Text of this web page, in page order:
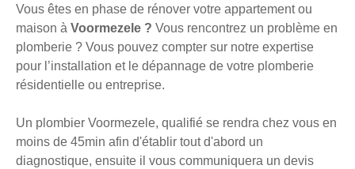
Vous êtes en phase de rénover votre appartement ou
maison à Voormezele ? Vous rencontrez un problème en
plomberie ? Vous pouvez compter sur notre expertise
pour l’installation et le dépannage de votre plomberie
résidentielle ou entreprise.
Un plombier Voormezele, qualifié se rendra chez vous en
moins de 45min afin d'établir tout d'abord un
diagnostique, ensuite il vous communiquera un devis